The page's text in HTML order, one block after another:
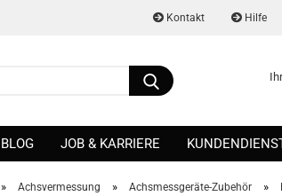
Kontakt Hilfe
BLOG JOB & KARRIERE
» Achsvermessung » Achsmessgeräte-Zubehör »